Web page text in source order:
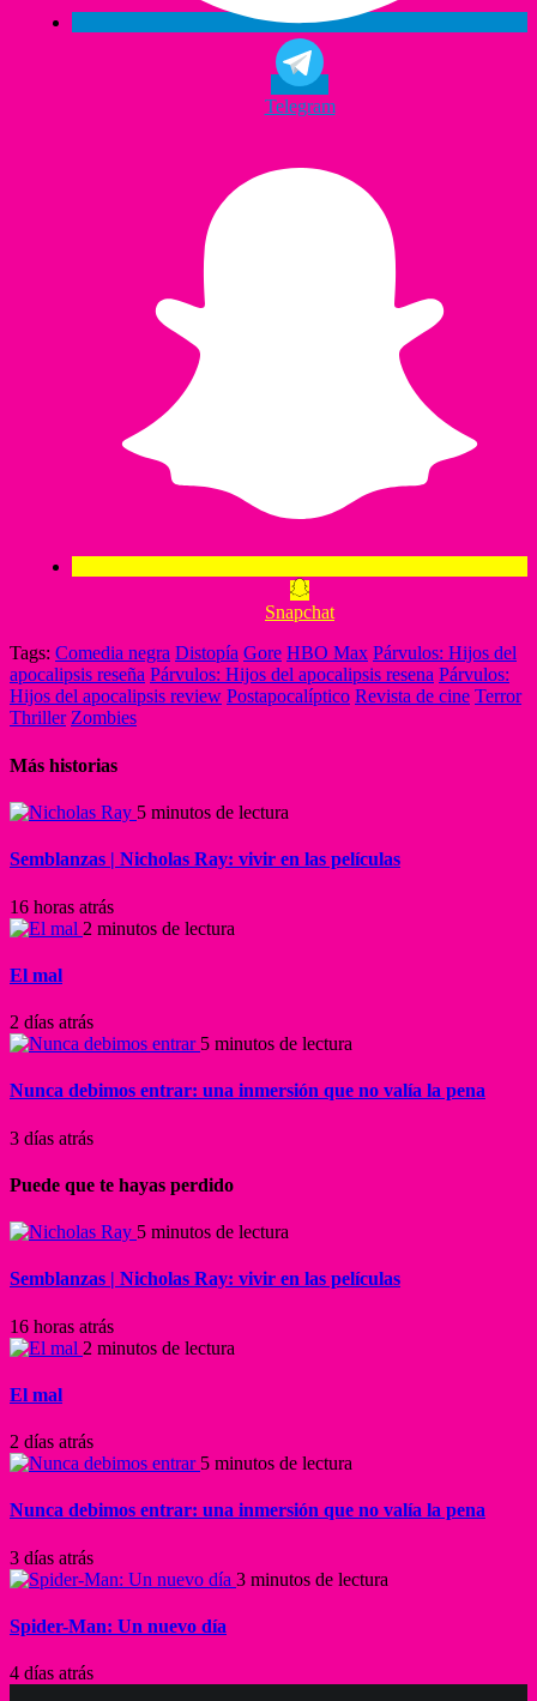
Telegram
Snapchat
Tags: Comedia negra Distopía Gore HBO Max Párvulos: Hijos del
apocalipsis reseña Párvulos: Hijos del apocalipsis resena Párvulos:
Hijos del apocalipsis review Postapocalíptico Revista de cine Terror
Thriller Zombies
Más historias
5 minutos de lectura
Semblanzas | Nicholas Ray: vivir en las películas
16 horas atrás
2 minutos de lectura
El mal
2 días atrás
5 minutos de lectura
Nunca debimos entrar: una inmersión que no valía la pena
3 días atrás
Puede que te hayas perdido
5 minutos de lectura
Semblanzas | Nicholas Ray: vivir en las películas
16 horas atrás
2 minutos de lectura
El mal
2 días atrás
5 minutos de lectura
Nunca debimos entrar: una inmersión que no valía la pena
3 días atrás
3 minutos de lectura
Spider-Man: Un nuevo día
4 días atrás